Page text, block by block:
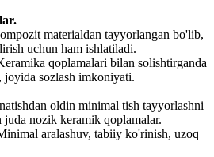
materialdan tayyorlangan bo'lib,
uchun ham ishlatiladi.
qoplamalari bilan solishtirganda
joyida sozlash imkoniyati.
oldin minimal tish tayyorlashni
juda nozik keramik qoplamalar.
aralashuv, tabiiy ko'rinish, uzoq